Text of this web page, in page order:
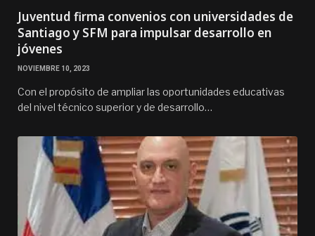
Juventud firma convenios con universidades de
Santiago y SFM para impulsar desarrollo en
jóvenes
NOVIEMBRE 10, 2023
Con el propósito de ampliar las oportunidades educativas
del nivel técnico superior y de desarrollo…